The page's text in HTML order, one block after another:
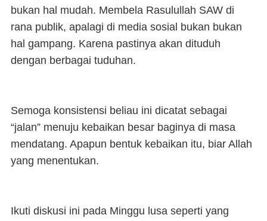
bukan hal mudah. Membela Rasulullah SAW di
rana publik, apalagi di media sosial bukan bukan
hal gampang. Karena pastinya akan dituduh
dengan berbagai tuduhan.
Semoga konsistensi beliau ini dicatat sebagai
“jalan” menuju kebaikan besar baginya di masa
mendatang. Apapun bentuk kebaikan itu, biar Allah
yang menentukan.
Ikuti diskusi ini pada Minggu lusa seperti yang